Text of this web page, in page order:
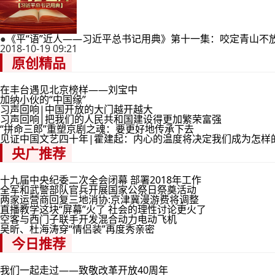
● 《平“语”近人——习近平总书记用典》第十一集：咬定青山不
2018-10-19 09:21
原创精品
在丰台遇见北京榜样——刘宝中
加纳小伙的“中国缘”
习声回响|中国开放的大门越开越大
习声回响|把我们的人民共和国建设得更加繁荣富强
“拼命三郎”重塑京剧之魂：要更好地传承下去
见证中国文艺四十年|霍建起：内心的温度将决定我们成为怎样
央广推荐
十九届中央纪委二次全会闭幕 部署2018年工作
全军和武警部队官兵开展国家公祭日祭奠活动
两家运营商回复三地消协:京津冀漫游费将调整
直播教学这块“屏幕”火了 社会的理性讨论更火了
空客与西门子联手开发混合动力电动飞机
吴昕、杜海涛穿“情侣装”再度秀亲密
今日推荐
我们一起走过——致敬改革开放40周年